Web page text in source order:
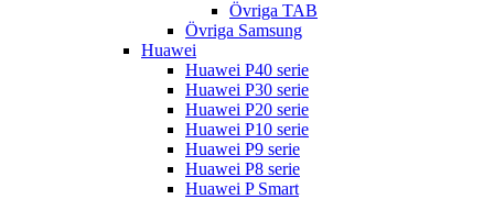
Övriga TAB
Övriga Samsung
Huawei
Huawei P40 serie
Huawei P30 serie
Huawei P20 serie
Huawei P10 serie
Huawei P9 serie
Huawei P8 serie
Huawei P Smart